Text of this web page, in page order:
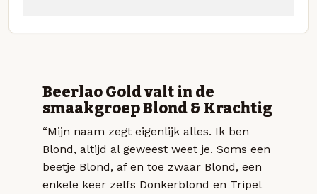
Beerlao Gold valt in de
smaakgroep Blond & Krachtig
“Mijn naam zegt eigenlijk alles. Ik ben
Blond, altijd al geweest weet je. Soms een
beetje Blond, af en toe zwaar Blond, een
enkele keer zelfs Donkerblond en Tripel